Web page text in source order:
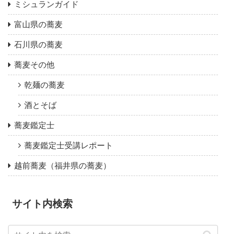
ミシュランガイド
富山県の蕎麦
石川県の蕎麦
蕎麦その他
乾麺の蕎麦
酒とそば
蕎麦鑑定士
蕎麦鑑定士受講レポート
越前蕎麦（福井県の蕎麦）
サイト内検索